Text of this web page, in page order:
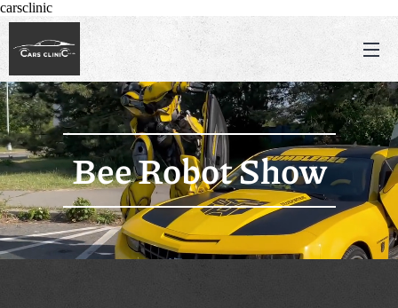
carsclinic
Bee Robot Show